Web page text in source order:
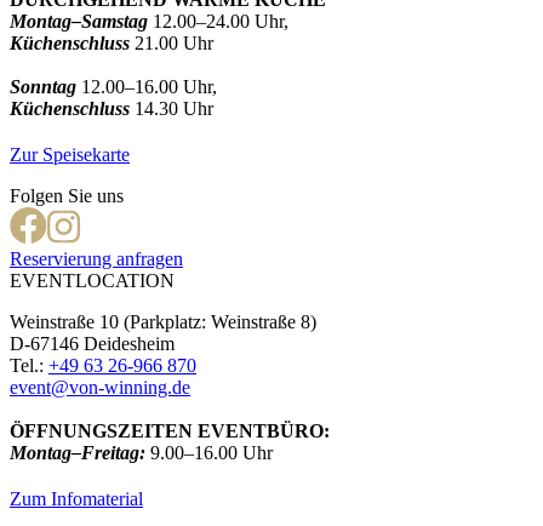
Montag–Samstag 12.00–24.00 Uhr,
Küchenschluss 21.00 Uhr
Sonntag 12.00–16.00 Uhr,
Küchenschluss 14.30 Uhr
Zur Speisekarte
Folgen Sie uns
Reservierung anfragen
EVENTLOCATION
Weinstraße 10 (Parkplatz: Weinstraße 8)
D-67146 Deidesheim
Tel.: +49 63 26-966 870
event@von-winning.de
ÖFFNUNGSZEITEN EVENTBÜRO:
Montag–Freitag: 9.00–16.00 Uhr
Zum Infomaterial